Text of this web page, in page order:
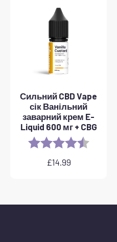
of 5 stars
Сильний CBD Vape
сік Ванільний
заварний крем E-
Liquid 600 мг + CBG
Rating: 4.6 out
£14.99